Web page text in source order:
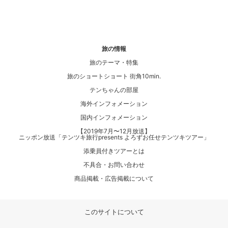
旅の情報
旅のテーマ・特集
旅のショートショート 街角10min.
テンちゃんの部屋
海外インフォメーション
国内インフォメーション
【2019年7月〜12月放送】
ニッポン放送「テンツキ旅行presents よろずお任せテンツキツアー」
添乗員付きツアーとは
不具合・お問い合わせ
商品掲載・広告掲載について
このサイトについて